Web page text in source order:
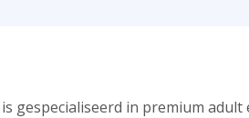
is gespecialiseerd in premium